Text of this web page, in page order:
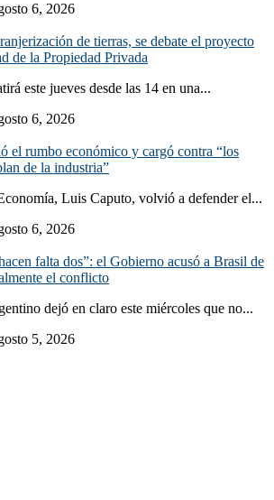
6, 2026
de tierras, se debate el proyecto
de la Propiedad Privada
este jueves desde las 14 en una...
6, 2026
el rumbo económico y cargó contra “los
de la industria”
Luis Caputo, volvió a defender el...
6, 2026
falta dos”: el Gobierno acusó a Brasil de
el conflicto
dejó en claro este miércoles que no...
5, 2026